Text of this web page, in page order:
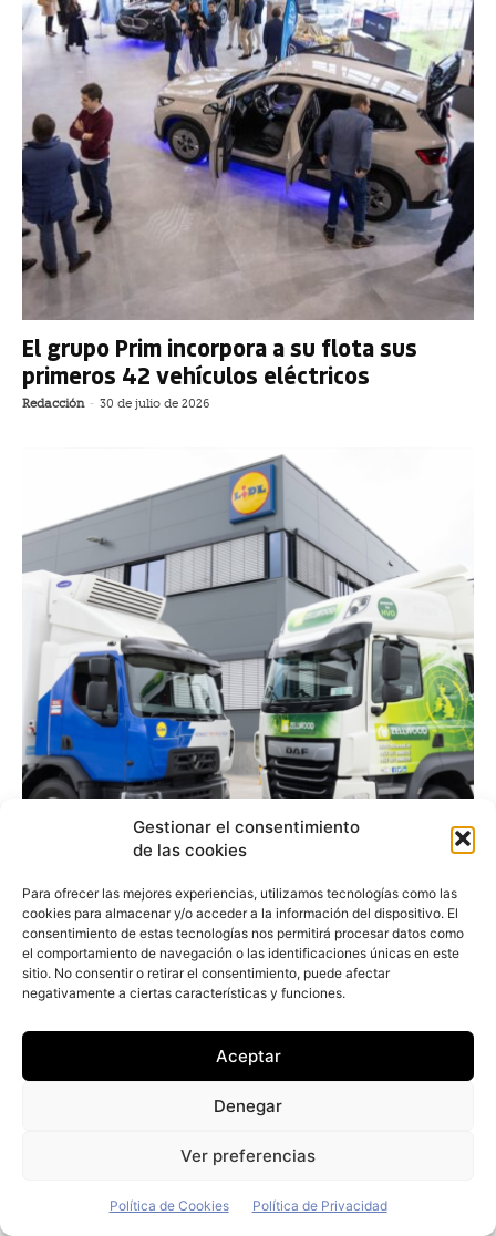
Gestionar el consentimiento
de las cookies
Para ofrecer las mejores experiencias, utilizamos tecnologías como las
cookies para almacenar y/o acceder a la información del dispositivo. El
consentimiento de estas tecnologías nos permitirá procesar datos como
el comportamiento de navegación o las identificaciones únicas en este
sitio. No consentir o retirar el consentimiento, puede afectar
negativamente a ciertas características y funciones.
Aceptar
Denegar
Ver preferencias
Política de Cookies Política de Privacidad
El grupo Prim incorpora a su flota sus
primeros 42 vehículos eléctricos
Redacción - 30 de julio de 2026
El dueño de Lidl se decepciona con su
comprará más
Redacción